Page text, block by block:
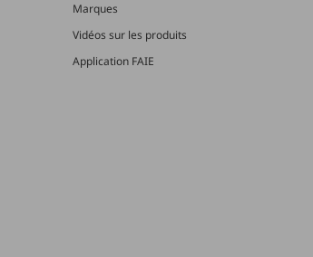
Marques
Vidéos sur les produits
Application FAIE